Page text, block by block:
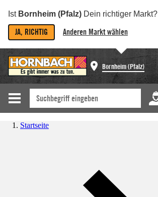
Ist Bornheim (Pfalz) Dein richtiger Markt?
JA, RICHTIG Anderen Markt wählen
Bornheim (Pfalz)
Startseite